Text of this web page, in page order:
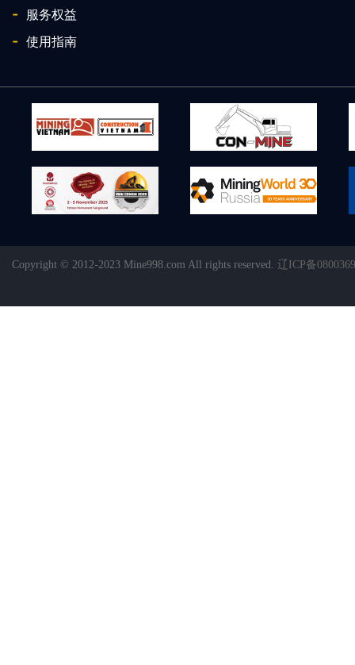
- 服务权益
- 使用指南
Copyright © 2012-2023 Mine998.com All rights reserved. 辽ICP备